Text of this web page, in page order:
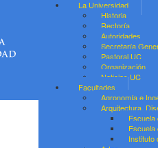
La Universidad
Historia
Rectoría
Autoridades
Secretaría
Pastoral UC
Organización
Noticias UC
Facultades
Agronomía e
Arquitectura,
Escuela
Escuela
Instituto